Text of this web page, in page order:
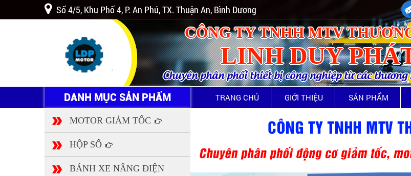
Số 4/5, Khu Phố 4, P. An Phú, TX. Thuận An, Bình Dương
CÔNG TY TNHH MTV
LINH DUY
Chuyên phân phối thiết bị công nghiệp từ các
DANH MỤC SẢN PHẨM TRANG CHỦ GIỚI THIỆU SẢN PHẨM
MOTOR GIẢM TỐC
HỘP SỐ
BÁNH XE NÂNG ĐIỆN